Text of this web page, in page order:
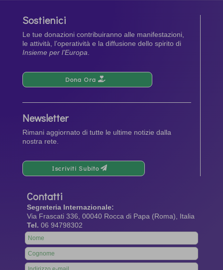
Sostienici
Le tue donazioni contribuiranno alle manifestazioni,
le attività, l’operatività e la diffusione dello spirito di
Insieme per l’Europa
Dona Ora
Newsletter
Rimani aggiornato di tutte le ultime notizie dalla
nostra rete.
Iscriviti Subito
Contatti
Segreteria Internazionale:
Via Frascati 336, 00040 Rocca di Papa (Roma), Italia
Tel. 06 94798302
Leave
this
field
blank